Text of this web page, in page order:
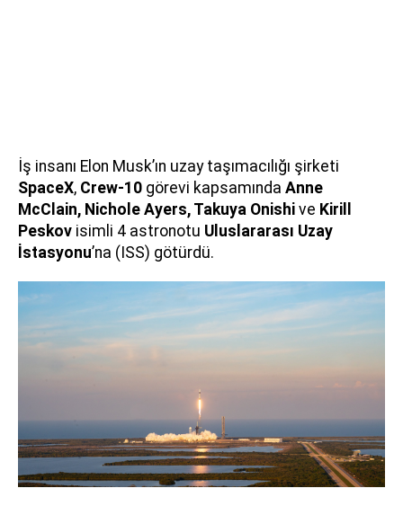
İş insanı Elon Musk’ın uzay taşımacılığı şirketi
SpaceX, Crew-10 görevi kapsamında Anne
McClain, Nichole Ayers, Takuya Onishi ve Kirill
Peskov isimli 4 astronotu Uluslararası Uzay
İstasyonu’na (ISS) götürdü.